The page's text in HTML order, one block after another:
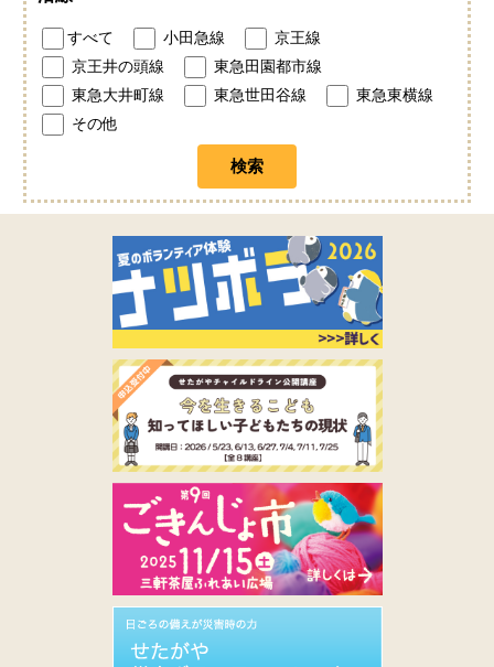
すべて 小田急線
京王線
京王井の頭線
東急田園都市線
東急大井町線
東急世田谷線
東急東横線
その他